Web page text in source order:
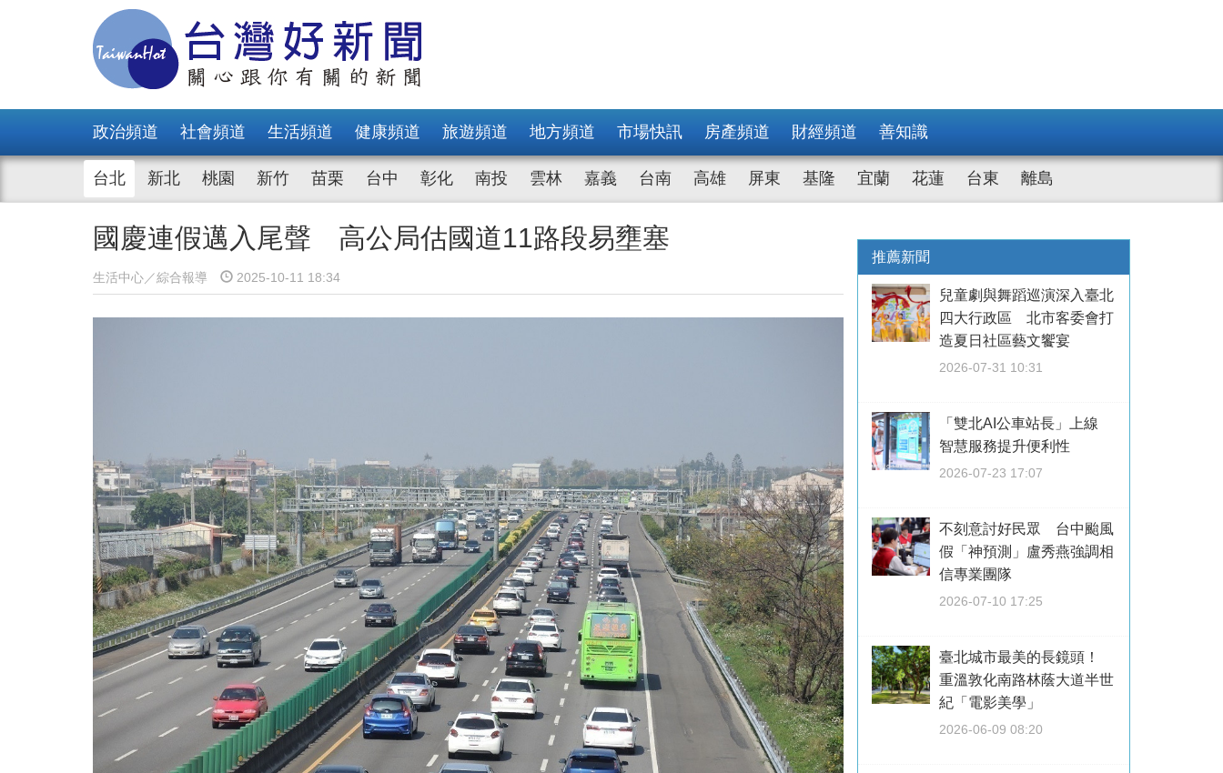
政治頻道 社會頻道 生活頻道 健康頻道 旅遊頻道 地方頻道 市場快訊 房產頻道 財經頻道 善知識
台北 新北 桃園 新竹 苗栗 台中 彰化 南投 雲林 嘉義 台南 高雄 屏東 基隆 宜蘭 花蓮 台東 離島
國慶連假邁入尾聲 高公局估國道11路段易壅塞
生活中心／綜合報導 2025-10-11 18:34
推薦新聞
兒童劇與舞蹈巡演深入臺北
四大行政區 北市客委會打
造夏日社區藝文饗宴
2026-07-31 10:31
「雙北AI公車站長」上線
智慧服務提升便利性
2026-07-23 17:07
不刻意討好民眾 台中颱風
假「神預測」盧秀燕強調相
信專業團隊
2026-07-10 17:25
臺北城市最美的長鏡頭！
重溫敦化南路林蔭大道半世
紀「電影美學」
2026-06-09 08:20